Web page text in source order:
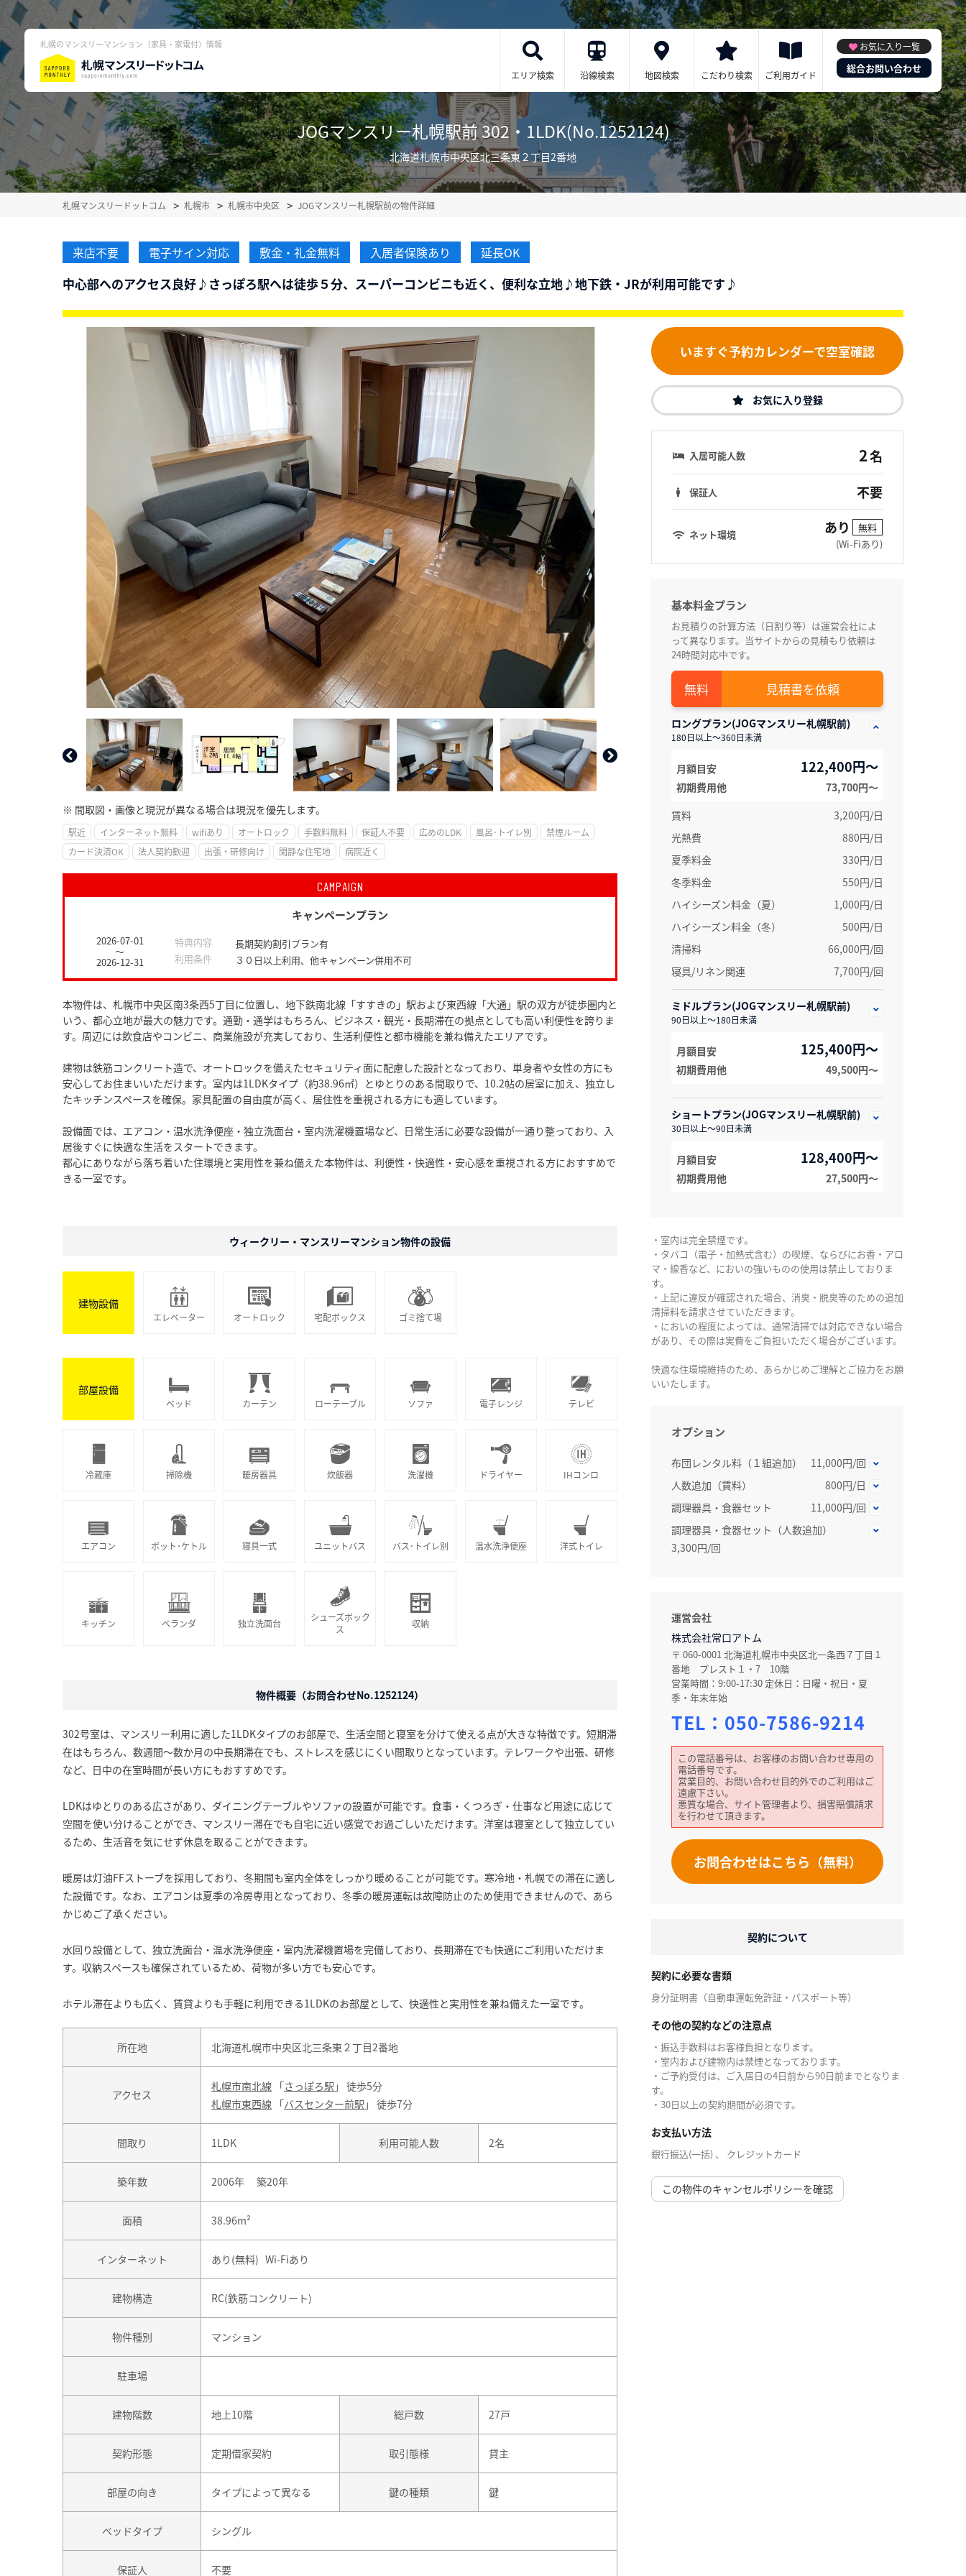
札幌のマンスリーマンション（家具・家電付）情報
エリア検索 沿線検索 地図検索 こだわり検索 ご利用ガイド
お気に入り一覧
総合お問い合わせ
JOGマンスリー札幌駅前 302・1LDK(No.1252124)
北海道札幌市中央区北三条東２丁目2番地
札幌マンスリードットコム 札幌市 札幌市中央区 JOGマンスリー札幌駅前の物件詳細
来店不要 電子サイン対応 敷金・礼金無料 入居者保険あり 延長OK
中心部へのアクセス良好♪さっぽろ駅へは徒歩５分、スーパーコンビニも近く、便利な立地♪地下鉄・JRが利用可能です♪
※ 間取図・画像と現況が異なる場合は現況を優先します。
駅近 インターネット無料 wifiあり オートロック 手数料無料 保証人不要 広めのLDK 風呂･トイレ別
禁煙ルーム
カード決済OK
法人契約歓迎 出張・研修向け 閑静な住宅地 病院近く
CAMPAIGN
キャンペーンプラン
2026-07-01
～
2026-12-31
特典内容
長期契約割引プラン有
利用条件
３０日以上利用、他キャンペーン併用不可
本物件は、札幌市中央区南3条西5丁目に位置し、地下鉄南北線「すすきの」駅および東西線「大通」駅の双方が徒歩圏内と
いう、都心立地が最大の魅力です。通勤・通学はもちろん、ビジネス・観光・長期滞在の拠点としても高い利便性を誇りま
す。周辺には飲食店やコンビニ、商業施設が充実しており、生活利便性と都市機能を兼ね備えたエリアです。
建物は鉄筋コンクリート造で、オートロックを備えたセキュリティ面に配慮した設計となっており、単身者や女性の方にも
安心してお住まいいただけます。室内は1LDKタイプ（約38.96㎡）とゆとりのある間取りで、10.2帖の居室に加え、独立し
たキッチンスペースを確保。家具配置の自由度が高く、居住性を重視される方にも適しています。
設備面では、エアコン・温水洗浄便座・独立洗面台・室内洗濯機置場など、日常生活に必要な設備が一通り整っており、入
居後すぐに快適な生活をスタートできます。
都心にありながら落ち着いた住環境と実用性を兼ね備えた本物件は、利便性・快適性・安心感を重視される方におすすめで
きる一室です。
いますぐ予約カレンダーで空室確認
お気に入り登録
入居可能人数 2名
保証人 不要
ネット環境 あり
無料
(Wi-Fiあり)
基本料金プラン
お見積りの計算方法（日割り等）は運営会社によ
って異なります。当サイトからの見積もり依頼は
24時間対応中です。
見積書を依頼
ロングプラン(JOGマンスリー札幌駅前)
180日以上～360日未満
月額目安 122,400円～
初期費用他
73,700円〜
賃料
3,200円/日
光熱費
880円/日
夏季料金
330円/日
冬季料金
550円/日
ハイシーズン料金（夏）
1,000円/日
ハイシーズン料金（冬）
500円/日
清掃料
66,000円/回
寝具/リネン関連
7,700円/回
ミドルプラン(JOGマンスリー札幌駅前)
90日以上～180日未満
月額目安 125,400円～
初期費用他 49,500円〜
ショートプラン(JOGマンスリー札幌駅前)
30日以上～90日未満
月額目安 128,400円～
初期費用他 27,500円〜
・室内は完全禁煙です。
・タバコ（電子・加熱式含む）の喫煙、ならびにお香・アロ
マ・線香など、においの強いものの使用は禁止しておりま
す。
・上記に違反が確認された場合、消臭・脱臭等のための追加
清掃料を請求させていただきます。
・においの程度によっては、通常清掃では対応できない場合
があり、その際は実費をご負担いただく場合がございます。
快適な住環境維持のため、あらかじめご理解とご協力をお願
いいたします。
オプション
布団レンタル料（１組追加）
11,000円/回
人数追加（賃料）
800円/日
調理器具・食器セット
11,000円/回
調理器具・食器セット（人数追加）
3,300円/回
運営会社
株式会社常口アトム
〒 060-0001 北海道札幌市中央区北一条西７丁目１
番地 プレスト１・7 10階
営業時間：9:00-17:30 定休日：日曜・祝日・夏
季・年末年始
TEL： 050-7586-9214
この電話番号は、お客様のお問い合わせ専用の
電話番号です。
営業目的、お問い合わせ目的外でのご利用はご
遠慮下さい。
悪質な場合、サイト管理者より、損害賠償請求
を行わせて頂きます。
お問合わせはこちら（無料）
契約について
契約に必要な書類
身分証明書（自動車運転免許証・パスポート等）
その他の契約などの注意点
・振込手数料はお客様負担となります。
・室内および建物内は禁煙となっております。
・ご予約受付は、ご入居日の4日前から90日前までとなりま
す。
・30日以上の契約期間が必須です。
お支払い方法
銀行振込(一括) 、 クレジットカード
この物件のキャンセルポリシーを確認
ウィークリー・マンスリーマンション物件の設備
建物設備
エレベーター オートロック 宅配ボックス ゴミ捨て場
部屋設備
ベッド カーテン ローテーブル ソファ 電子レンジ テレビ
冷蔵庫 掃除機 暖房器具 炊飯器 洗濯機 ドライヤー IHコンロ
エアコン ポット･ケトル 寝具一式 ユニットバス バス･トイレ別 温水洗浄便座 洋式トイレ
キッチン ベランダ 独立洗面台
シューズボック
ス
収納
物件概要（お問合わせNo.1252124）
302号室は、マンスリー利用に適した1LDKタイプのお部屋で、生活空間と寝室を分けて使える点が大きな特徴です。短期滞
在はもちろん、数週間〜数か月の中長期滞在でも、ストレスを感じにくい間取りとなっています。テレワークや出張、研修
など、日中の在室時間が長い方にもおすすめです。
LDKはゆとりのある広さがあり、ダイニングテーブルやソファの設置が可能です。食事・くつろぎ・仕事など用途に応じて
空間を使い分けることができ、マンスリー滞在でも自宅に近い感覚でお過ごしいただけます。洋室は寝室として独立してい
るため、生活音を気にせず休息を取ることができます。
暖房は灯油FFストーブを採用しており、冬期間も室内全体をしっかり暖めることが可能です。寒冷地・札幌での滞在に適し
た設備です。なお、エアコンは夏季の冷房専用となっており、冬季の暖房運転は故障防止のため使用できませんので、あら
かじめご了承ください。
水回り設備として、独立洗面台・温水洗浄便座・室内洗濯機置場を完備しており、長期滞在でも快適にご利用いただけま
す。収納スペースも確保されているため、荷物が多い方でも安心です。
ホテル滞在よりも広く、賃貸よりも手軽に利用できる1LDKのお部屋として、快適性と実用性を兼ね備えた一室です。
所在地 北海道札幌市中央区北三条東２丁目2番地
アクセス
札幌市南北線 「さっぽろ駅 」 徒歩5分
札幌市東西線 「バスセンター前駅 」 徒歩7分
間取り 1LDK 利用可能人数 2名
築年数 2006年 築20年
面積 38.96m²
インターネット あり(無料) Wi-Fiあり
建物構造 RC(鉄筋コンクリート)
物件種別 マンション
駐車場
建物階数 地上10階 総戸数 27戸
契約形態 定期借家契約 取引態様 貸主
部屋の向き タイプによって異なる 鍵の種類 鍵
ベッドタイプ シングル
保証人 不要